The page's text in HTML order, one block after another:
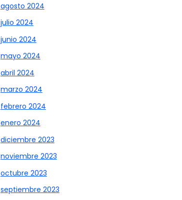
agosto 2024
julio 2024
junio 2024
mayo 2024
abril 2024
marzo 2024
febrero 2024
enero 2024
diciembre 2023
noviembre 2023
octubre 2023
septiembre 2023